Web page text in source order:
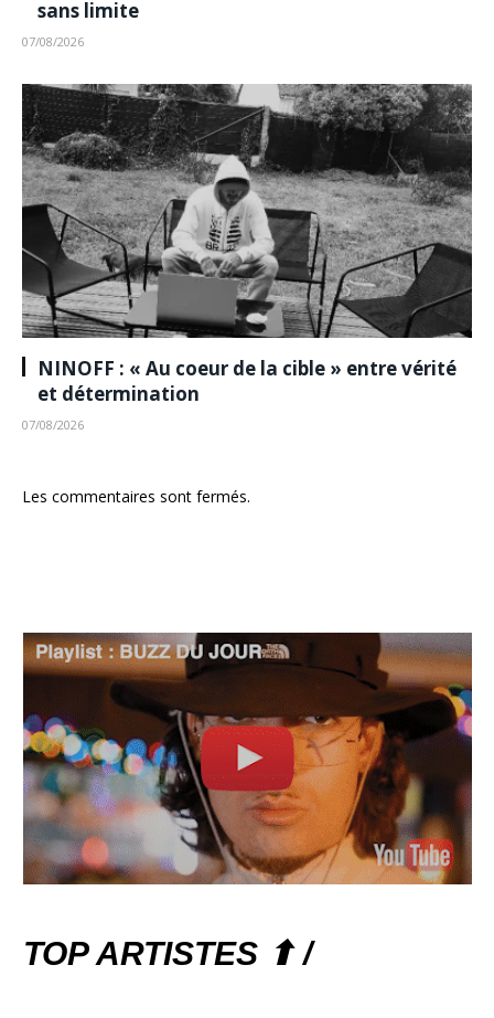
sans limite
07/08/2026
NINOFF : « Au coeur de la cible » entre vérité
et détermination
07/08/2026
Les commentaires sont fermés.
TOP ARTISTES ⬆ /